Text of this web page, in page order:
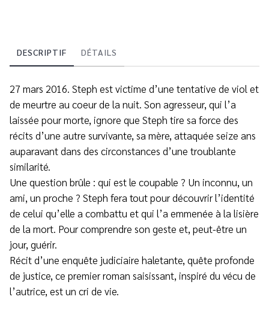
DESCRIPTIF DÉTAILS
27 mars 2016. Steph est victime d’une tentative de viol et
de meurtre au coeur de la nuit. Son agresseur, qui l’a
laissée pour morte, ignore que Steph tire sa force des
récits d’une autre survivante, sa mère, attaquée seize ans
auparavant dans des circonstances d’une troublante
similarité.
Une question brûle : qui est le coupable ? Un inconnu, un
ami, un proche ? Steph fera tout pour découvrir l’identité
de celui qu’elle a combattu et qui l’a emmenée à la lisière
de la mort. Pour comprendre son geste et, peut-être un
jour, guérir.
Récit d’une enquête judiciaire haletante, quête profonde
de justice, ce premier roman saisissant, inspiré du vécu de
l’autrice, est un cri de vie.